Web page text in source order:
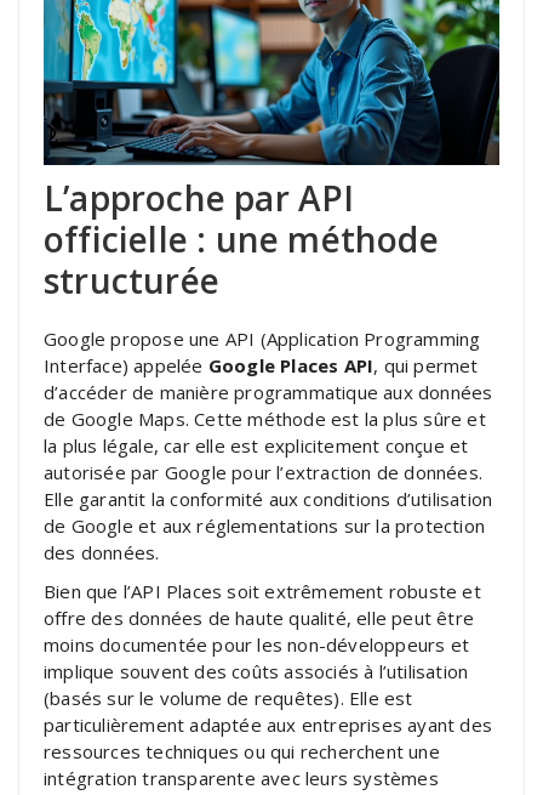
L’approche par API
officielle : une méthode
structurée
Google propose une API (Application Programming
Interface) appelée Google Places API, qui permet
d’accéder de manière programmatique aux données
de Google Maps. Cette méthode est la plus sûre et
la plus légale, car elle est explicitement conçue et
autorisée par Google pour l’extraction de données.
Elle garantit la conformité aux conditions d’utilisation
de Google et aux réglementations sur la protection
des données.
Bien que l’API Places soit extrêmement robuste et
offre des données de haute qualité, elle peut être
moins documentée pour les non-développeurs et
implique souvent des coûts associés à l’utilisation
(basés sur le volume de requêtes). Elle est
particulièrement adaptée aux entreprises ayant des
ressources techniques ou qui recherchent une
intégration transparente avec leurs systèmes